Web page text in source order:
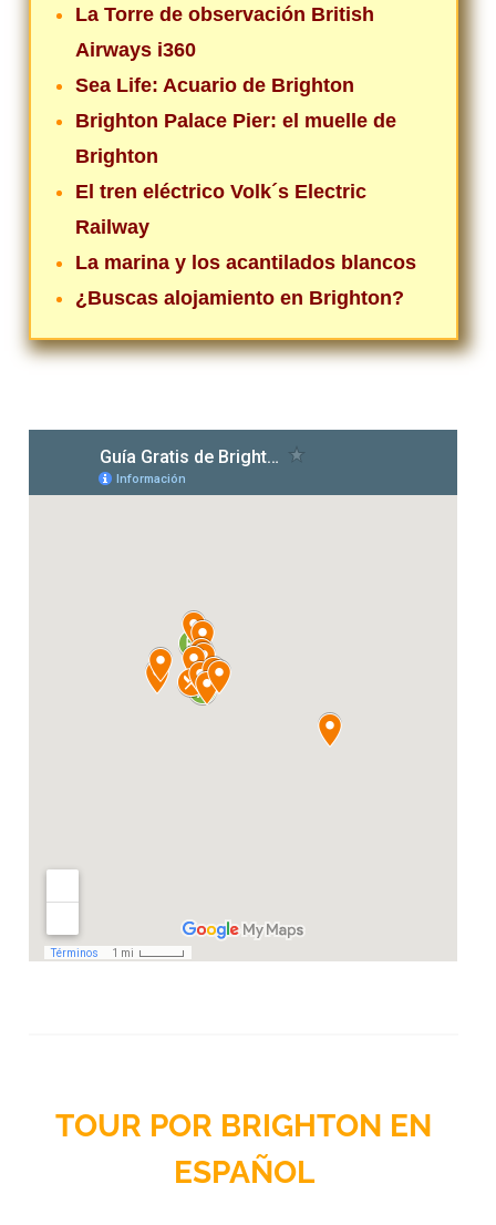
La Torre de observación British
Airways i360
Sea Life: Acuario de Brighton
Brighton Palace Pier: el muelle de
Brighton
El tren eléctrico Volk´s Electric
Railway
La marina y los acantilados blancos
¿Buscas alojamiento en Brighton?
TOUR POR BRIGHTON EN
ESPAÑOL